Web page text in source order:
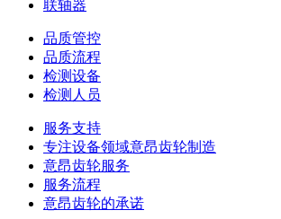
联轴器
品质管控
品质流程
检测设备
检测人员
服务支持
专注设备领域意昂齿轮制造
意昂齿轮服务
服务流程
意昂齿轮的承诺